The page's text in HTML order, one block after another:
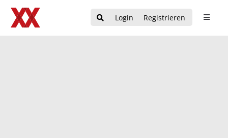
Login Registrieren